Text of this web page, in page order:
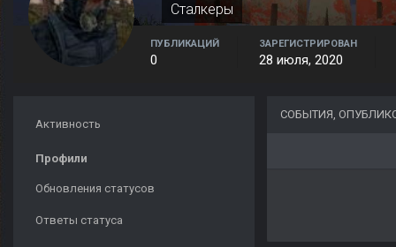
Сталкеры
ПУБЛИКАЦИЙ
0
ЗАРЕГИСТРИРОВАН
28 июля, 2020
Активность
Профили
Обновления статусов
Ответы статуса
СОБЫТИЯ,